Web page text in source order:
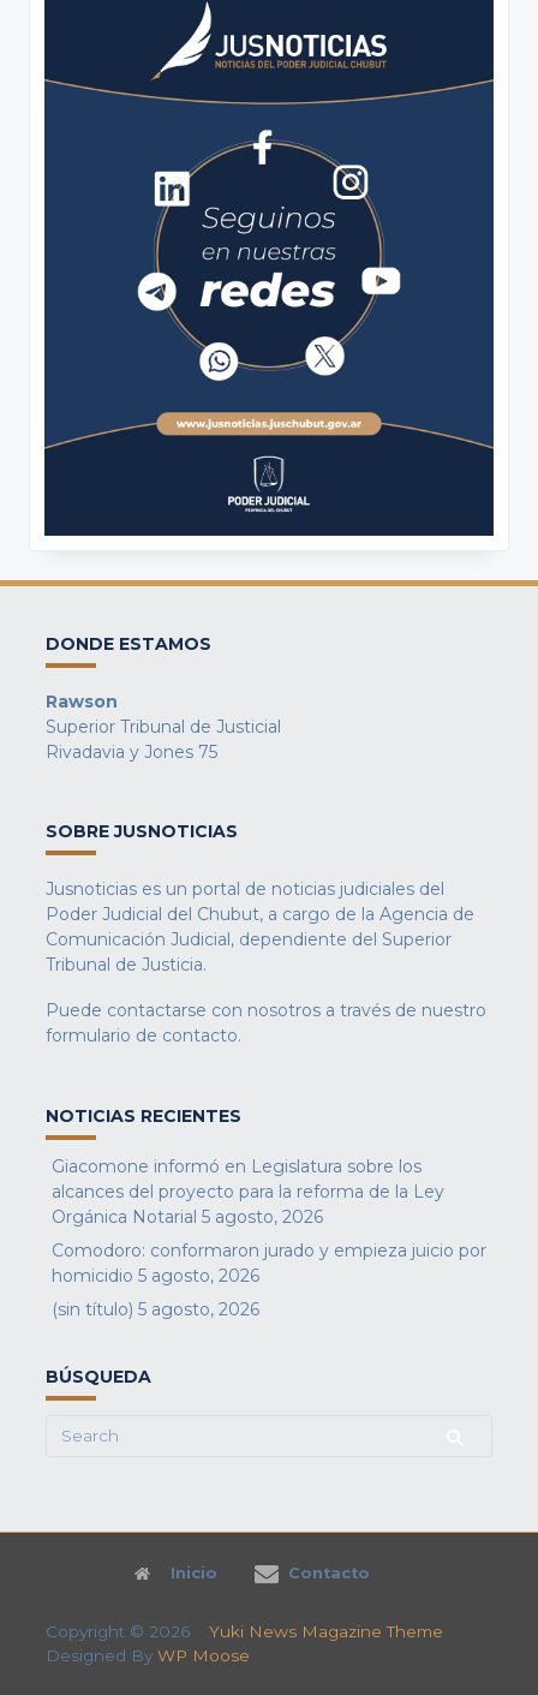
DONDE ESTAMOS
Rawson
Superior Tribunal de Justicial
Rivadavia y Jones 75
SOBRE JUSNOTICIAS
Jusnoticias es un portal de noticias judiciales del
Poder Judicial del Chubut, a cargo de la Agencia de
Comunicación Judicial, dependiente del Superior
Tribunal de Justicia.
Puede contactarse con nosotros a través de nuestro
formulario de contacto.
NOTICIAS RECIENTES
Giacomone informó en Legislatura sobre los
alcances del proyecto para la reforma de la Ley
Orgánica Notarial 5 agosto, 2026
Comodoro: conformaron jurado y empieza juicio por
homicidio 5 agosto, 2026
(sin título) 5 agosto, 2026
BÚSQUEDA
Search
Inicio Contacto
Copyright © 2026 Yuki News Magazine Theme
Designed By WP Moose